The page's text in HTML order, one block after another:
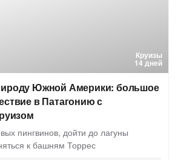
Круизы
14 дней
Южной Америки: большое
в Патагонию с
пингвинов, дойти до лагуны
к башням Торрес